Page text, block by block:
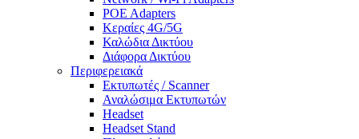
POE Adapters
Κεραίες 4G/5G
Καλώδια Δικτύου
Διάφορα Δικτύου
Περιφερειακά
Εκτυπωτές / Scanner
Αναλώσιμα Εκτυπωτών
Headset
Headset Stand